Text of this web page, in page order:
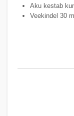
Aku kestab
Veekindel 30